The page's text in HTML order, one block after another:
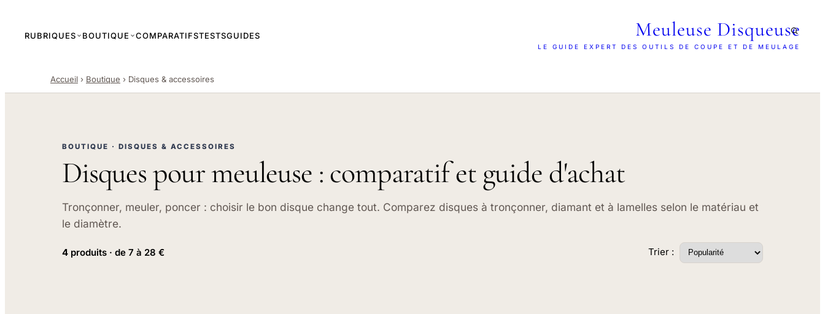
RUBRIQUES BOUTIQUE COMPARATIFSTESTSGUIDES Meuleuse Disqueuse
LE GUIDE EXPERT DES OUTILS DE COUPE ET DE MEULAGE
Accueil › Boutique › Disques & accessoires
BOUTIQUE · DISQUES & ACCESSOIRES
Disques pour meuleuse : comparatif et guide d'achat
Tronçonner, meuler, poncer : choisir le bon disque change tout. Comparez disques à tronçonner, diamant et à lamelles selon le matériau et
le diamètre.
4 produits · de 7 à 28 € Trier :